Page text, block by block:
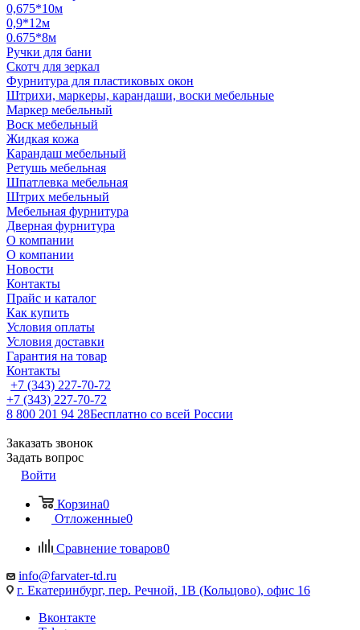
0,675*10м
0,9*12м
0.675*8м
Ручки для бани
Скотч для зеркал
Фурнитура для пластиковых окон
Штрихи, маркеры, карандаши, воски мебельные
Маркер мебельный
Воск мебельный
Жидкая кожа
Карандаш мебельный
Ретушь мебельная
Шпатлевка мебельная
Штрих мебельный
Мебельная фурнитура
Дверная фурнитура
О компании
О компании
Новости
Контакты
Прайс и каталог
Как купить
Условия оплаты
Условия доставки
Гарантия на товар
Контакты
+7 (343) 227-70-72
+7 (343) 227-70-72
8 800 201 94 28Бесплатно со всей России
Заказать звонок
Задать вопрос
Войти
Корзина0
Отложенные0
Сравнение товаров0
info@farvater-td.ru
г. Екатеринбург, пер. Речной, 1В (Кольцово), офис 16
Вконтакте